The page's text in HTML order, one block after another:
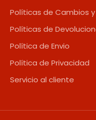
Políticas de Cambios
Políticas de
Política de Envio
Política de Privacidad
Servicio al cliente